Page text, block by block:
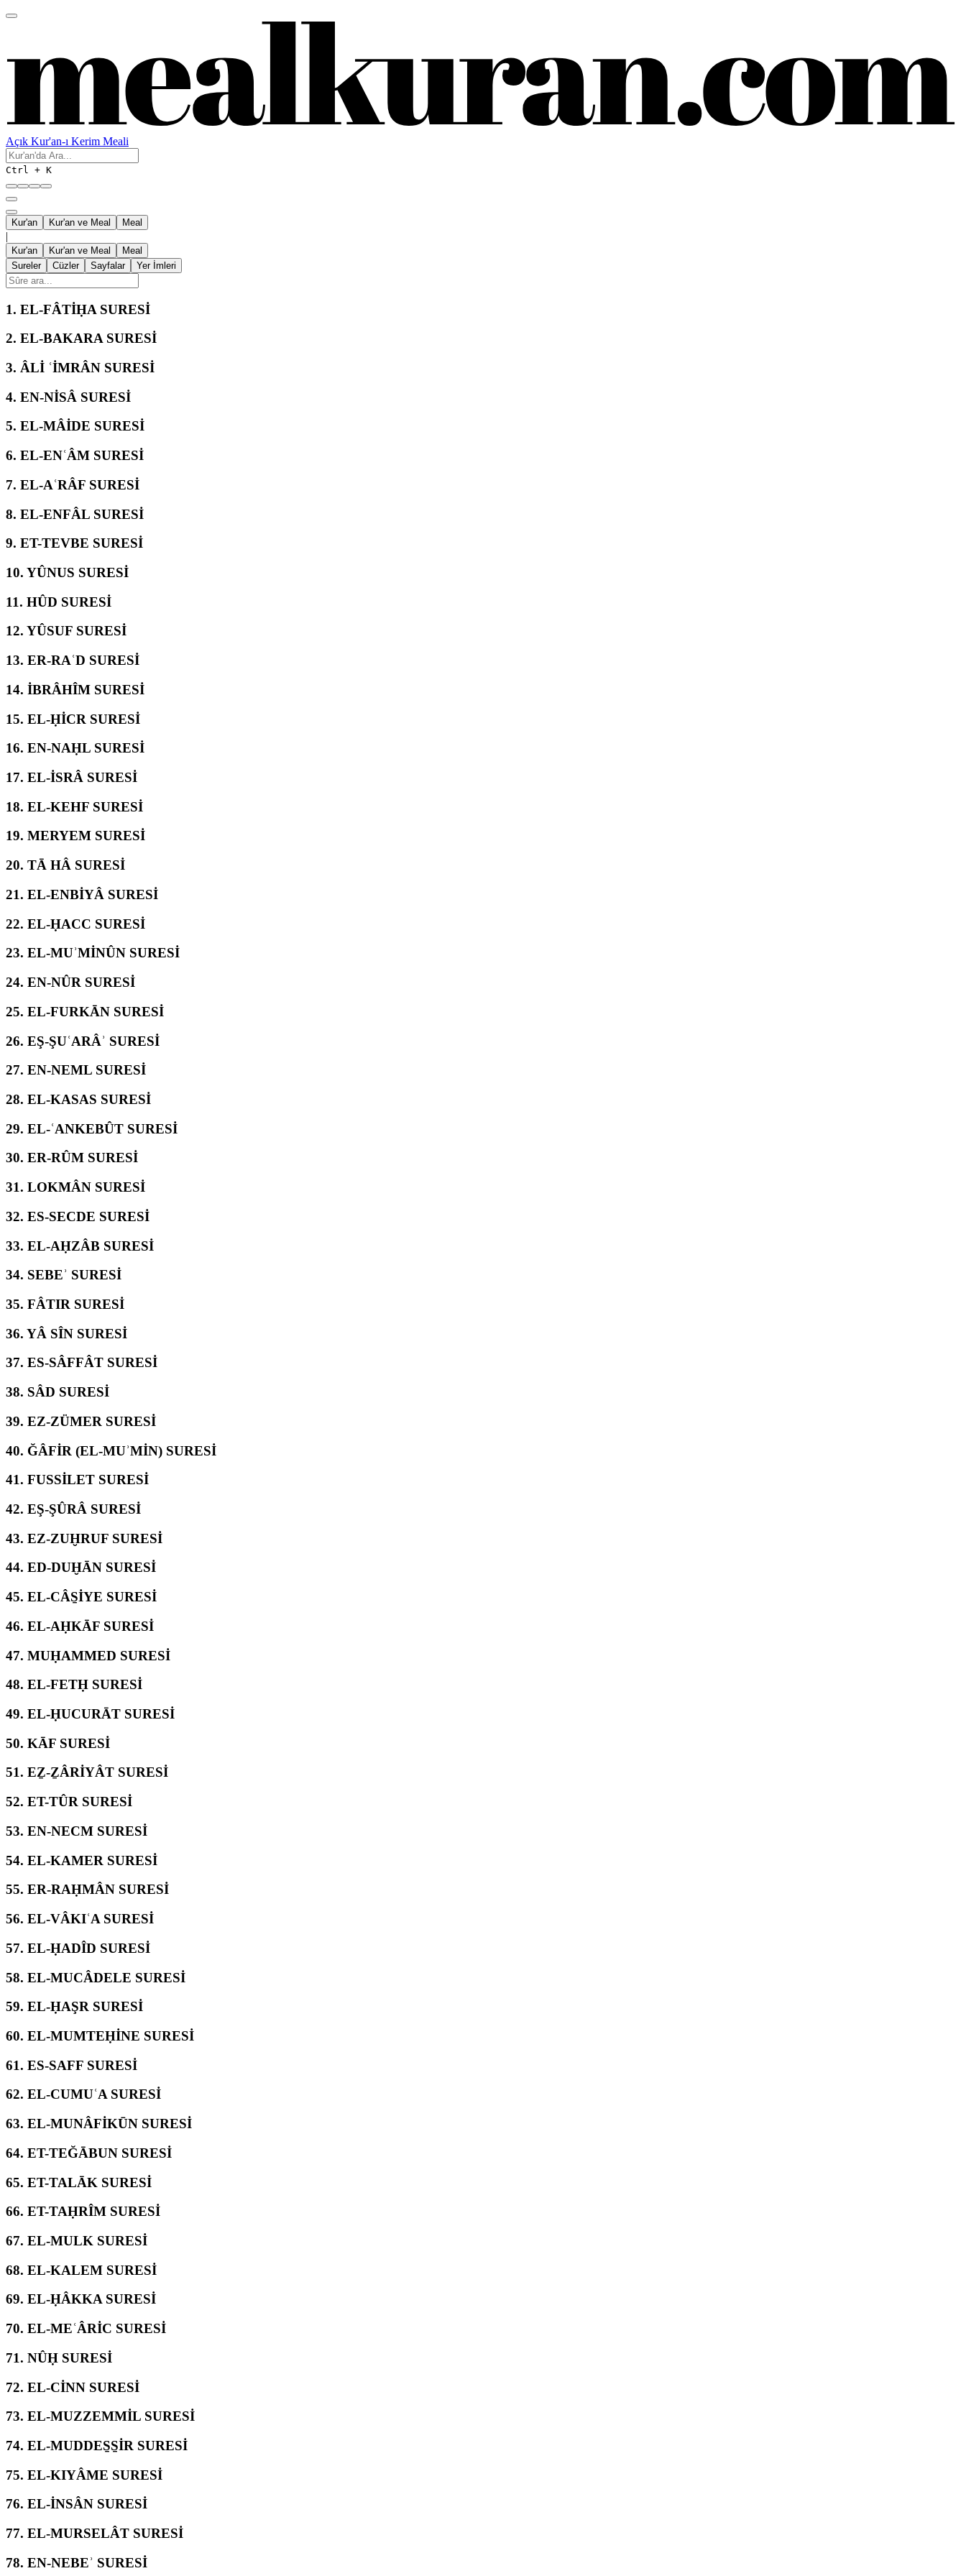
Açık Kur'an-ı Kerim Meali
Ctrl + K
Kur'an Kur'an ve Meal Meal
|
Kur'an Kur'an ve Meal
Meal
Sureler
Cüzler Sayfalar Yer İmleri
1. EL-FÂTİḤA SURESİ
2. EL-BAKARA SURESİ
3. ÂLİ ʿİMRÂN SURESİ
4. EN-NİSÂ SURESİ
5. EL-MÂİDE SURESİ
6. EL-ENʿÂM SURESİ
7. EL-AʿRÂF SURESİ
8. EL-ENFÂL SURESİ
9. ET-TEVBE SURESİ
10. YÛNUS SURESİ
11. HÛD SURESİ
12. YÛSUF SURESİ
13. ER-RAʿD SURESİ
14. İBRÂHÎM SURESİ
15. EL-ḤİCR SURESİ
16. EN-NAḤL SURESİ
17. EL-İSRÂ SURESİ
18. EL-KEHF SURESİ
19. MERYEM SURESİ
20. TĀ HÂ SURESİ
21. EL-ENBİYÂ SURESİ
22. EL-ḤACC SURESİ
23. EL-MUʾMİNÛN SURESİ
24. EN-NÛR SURESİ
25. EL-FURKĀN SURESİ
26. EŞ-ŞUʿARÂʾ SURESİ
27. EN-NEML SURESİ
28. EL-KASAS SURESİ
29. EL-ʿANKEBÛT SURESİ
30. ER-RÛM SURESİ
31. LOKMÂN SURESİ
32. ES-SECDE SURESİ
33. EL-AḤZÂB SURESİ
34. SEBEʾ SURESİ
35. FÂTIR SURESİ
36. YÂ SÎN SURESİ
37. ES-SÂFFÂT SURESİ
38. SÂD SURESİ
39. EZ-ZÜMER SURESİ
40. ĞÂFİR (EL-MUʾMİN) SURESİ
41. FUSSİLET SURESİ
42. EŞ-ŞÛRÂ SURESİ
43. EZ-ZUḪRUF SURESİ
44. ED-DUḪĀN SURESİ
45. EL-CÂS̱İYE SURESİ
46. EL-AḤKĀF SURESİ
47. MUḤAMMED SURESİ
48. EL-FETḤ SURESİ
49. EL-ḤUCURĀT SURESİ
50. KĀF SURESİ
51. EẔ-ẔÂRİYÂT SURESİ
52. ET-TÛR SURESİ
53. EN-NECM SURESİ
54. EL-KAMER SURESİ
55. ER-RAḤMÂN SURESİ
56. EL-VÂKIʿA SURESİ
57. EL-ḤADÎD SURESİ
58. EL-MUCÂDELE SURESİ
59. EL-ḤAŞR SURESİ
60. EL-MUMTEḤİNE SURESİ
61. ES-SAFF SURESİ
62. EL-CUMUʿA SURESİ
63. EL-MUNÂFİKŪN SURESİ
64. ET-TEĞĀBUN SURESİ
65. ET-TALĀK SURESİ
66. ET-TAḤRÎM SURESİ
67. EL-MULK SURESİ
68. EL-KALEM SURESİ
69. EL-ḤÂKKA SURESİ
70. EL-MEʿÂRİC SURESİ
71. NÛḤ SURESİ
72. EL-CİNN SURESİ
73. EL-MUZZEMMİL SURESİ
74. EL-MUDDES̱S̱İR SURESİ
75. EL-KIYÂME SURESİ
76. EL-İNSÂN SURESİ
77. EL-MURSELÂT SURESİ
78. EN-NEBEʾ SURESİ